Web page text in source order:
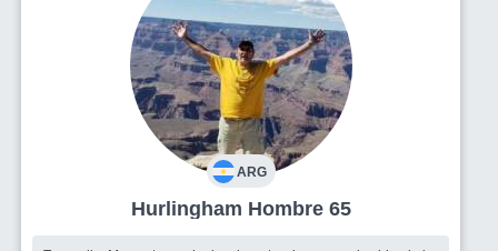
ARG
Hurlingham Hombre 65